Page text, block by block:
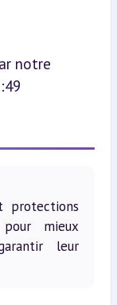
notre
protections
mieux
leur